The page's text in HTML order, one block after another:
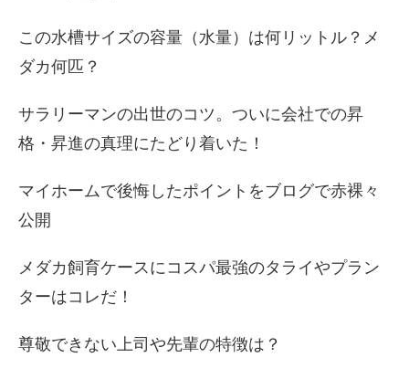
この水槽サイズの容量（水量）は何リットル？メ
ダカ何匹？
サラリーマンの出世のコツ。ついに会社での昇
格・昇進の真理にたどり着いた！
マイホームで後悔したポイントをブログで赤裸々
公開
メダカ飼育ケースにコスパ最強のタライやプラン
ターはコレだ！
尊敬できない上司や先輩の特徴は？